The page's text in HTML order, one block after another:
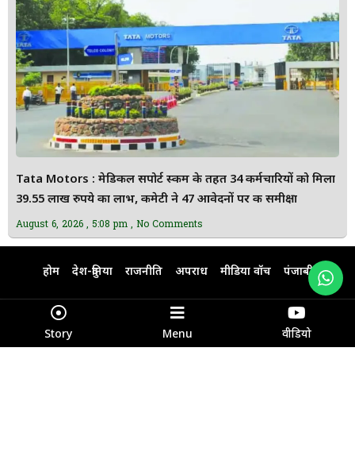
Tata Motors : मेडिकल सपोर्ट स्कीम के तहत 34 कर्मचारियों को मिला
39.55 लाख रुपये का लाभ, कमेटी ने 47 आवेदनों पर की समीक्षा
August 6, 2026 5:08 pm No Comments
होम देश-दुनिया राजनीति अपराध मीडिया वॉच पंजाबी
हिंदी न्यूज़ About Us
Disclaimer
Advertisement with us
Story Menu वीडियो